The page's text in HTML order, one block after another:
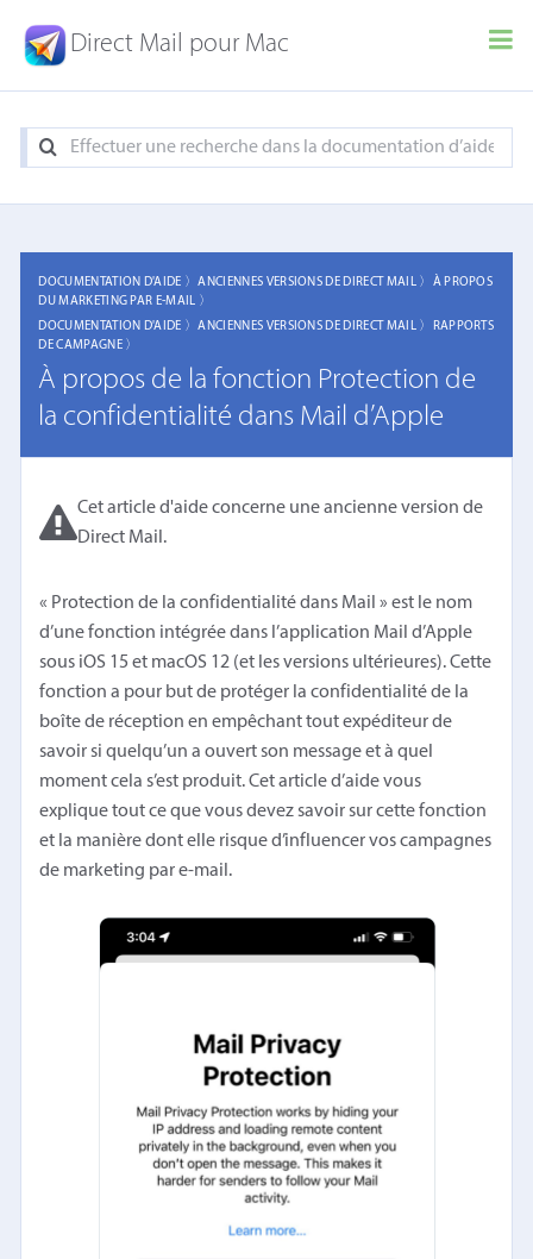
Direct Mail pour Mac
DOCUMENTATION D'AIDE 〉ANCIENNES VERSIONS DE DIRECT MAIL 〉 À PROPOS
DU MARKETING PAR E-MAIL 〉
DOCUMENTATION D'AIDE 〉ANCIENNES VERSIONS DE DIRECT MAIL 〉
RAPPORTS
DE CAMPAGNE 〉
À propos de la fonction Protection de
la confidentialité dans Mail d’Apple
Cet article d'aide concerne une ancienne version de
Direct Mail.
« Protection de la confidentialité dans Mail » est le nom
d’une fonction intégrée dans l’application Mail d’Apple
sous iOS 15 et macOS 12 (et les versions ultérieures). Cette
fonction a pour but de protéger la confidentialité de la
boîte de réception en empêchant tout expéditeur de
savoir si quelqu’un a ouvert son message et à quel
moment cela s’est produit. Cet article d’aide vous
explique tout ce que vous devez savoir sur cette fonction
et la manière dont elle risque d’influencer vos campagnes
de marketing par e-mail.